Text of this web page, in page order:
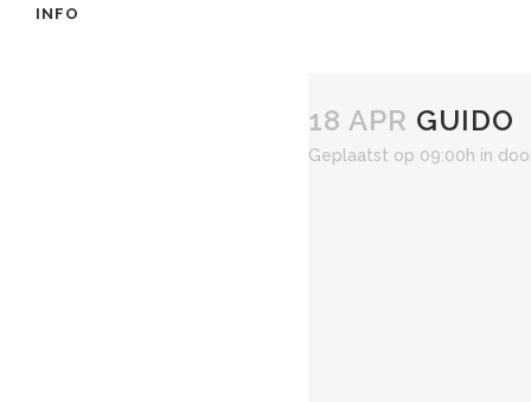
INFO
18 APR GUIDO
Geplaatst op 09:00h in